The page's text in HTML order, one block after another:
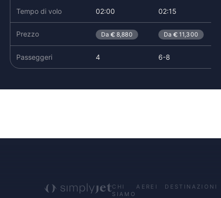
Tempo di volo 02:00 02:15
Prezzo Da 8,880 Da 11,300
Passeggeri 4 6-8
CHI
SIAMO
AEREI DESTINAZIONI